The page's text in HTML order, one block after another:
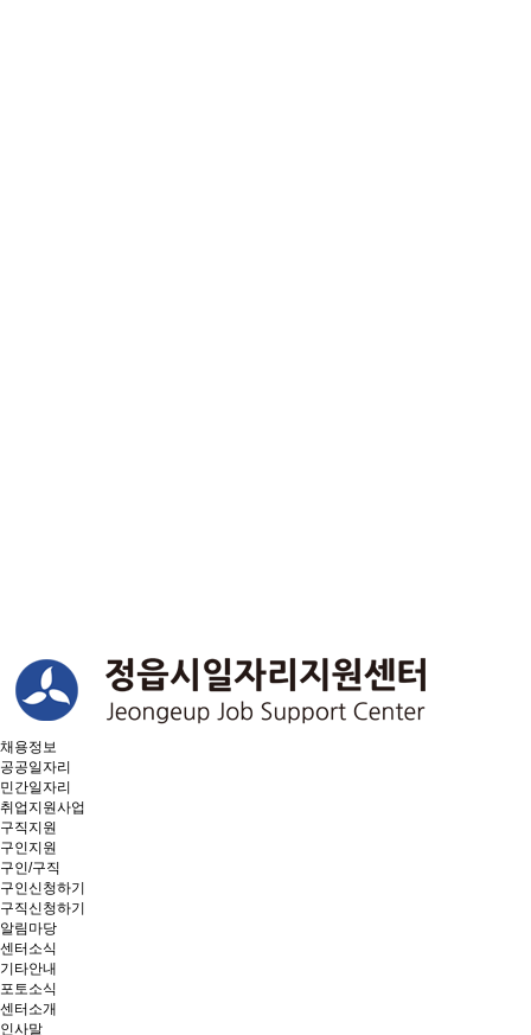
채용정보
공공일자리
민간일자리
취업지원사업
구직지원
구인지원
구인/구직
구인신청하기
구직신청하기
알림마당
센터소식
기타안내
포토소식
센터소개
인사말